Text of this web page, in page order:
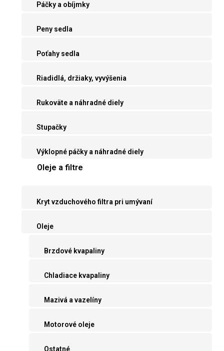
Páčky a obíjmky
Peny sedla
Poťahy sedla
Riadidlá, držiaky, vyvýšenia
Rukoväte a náhradné diely
Stupačky
Výklopné páčky a náhradné diely
Oleje a filtre
Kryt vzduchového filtra pri umývaní
Oleje
Brzdové kvapaliny
Chladiace kvapaliny
Mazivá a vazelíny
Motorové oleje
Ostatné